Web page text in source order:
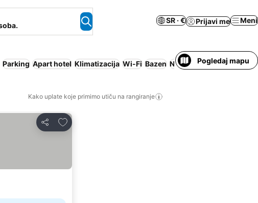
SR · € Prijavi me Meni
Parking Apart hotel Klimatizacija Wi-Fi Bazen Nije potrebno plaćanje
Pogledaj mapu
Kako uplate koje primimo utiču na rangiranje
Deli
Dodati u favorite